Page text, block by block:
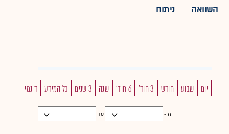
השוואה ניתוח
יום שבוע חודש 3 חוד' 6 חוד' שנה 3 שנים כל המידע דינמי
מ - עד